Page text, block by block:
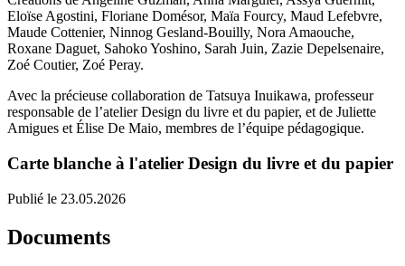
Eloïse Agostini, Floriane Domésor, Maïa Fourcy, Maud Lefebvre,
Maude Cottenier, Ninnog Gesland-Bouilly, Nora Amaouche,
Roxane Daguet, Sahoko Yoshino, Sarah Juin, Zazie Depelsenaire,
Zoé Coutier, Zoé Peray.
Avec la précieuse collaboration de Tatsuya Inuikawa, professeur
responsable de l’atelier Design du livre et du papier, et de Juliette
Amigues et Élise De Maio, membres de l’équipe pédagogique.
Carte blanche à l'atelier Design du livre et du papier
Publié le 23.05.2026
Documents